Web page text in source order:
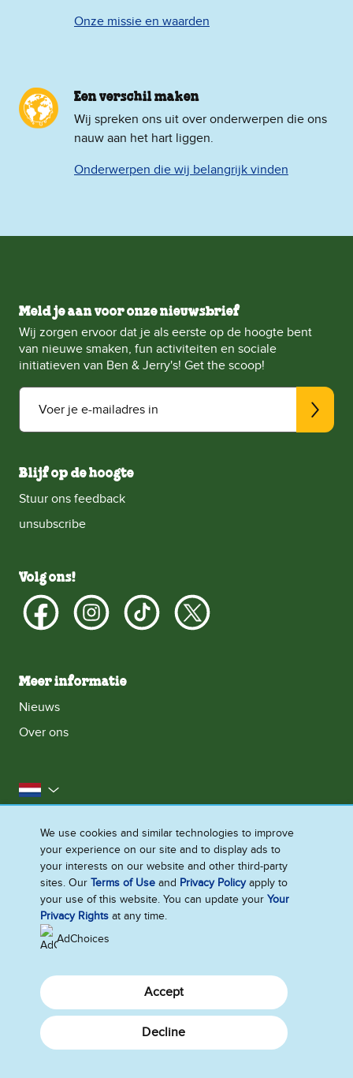
Onze missie en waarden
Een verschil maken
Wij spreken ons uit over onderwerpen die ons
nauw aan het hart liggen.
Onderwerpen die wij belangrijk vinden
Meld je aan voor onze nieuwsbrief
Wij zorgen ervoor dat je als eerste op de hoogte bent
van nieuwe smaken, fun activiteiten en sociale
initiatieven van Ben & Jerry's! Get the scoop!
Voer je e-mailadres in
Blijf op de hoogte
Stuur ons feedback
unsubscribe
Volg ons!
Meer informatie
Nieuws
Over ons
Nederland
Toegankelijkheid
Neem contact met ons op
Cookieverklaring
Privacyverklaring
Gebruiksvoorwaarden
Sitemap
Creëer je ervaring
We use cookies and similar technologies to improve
your experience on our site and to display ads to
your interests on our website and other third-party
sites. OurTerms of Use and Privacy Policyapply to
your use of this website. You can update yourYour
Privacy Rights at any time.
AdChoices
Decline
Accept